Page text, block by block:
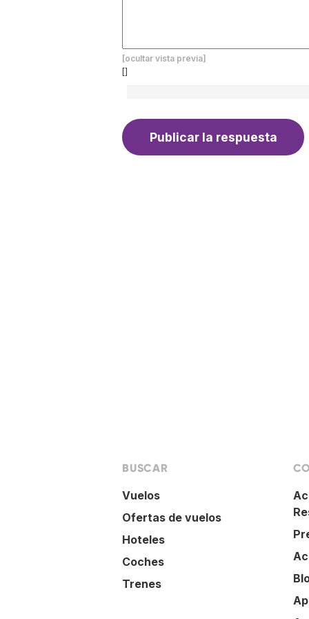
[ocultar vista previa]
[]
BUSCAR
Vuelos
Ofertas de vuelos
Hoteles
Coches
Trenes